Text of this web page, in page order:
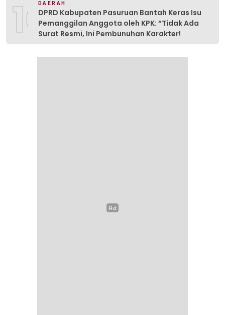
10DAERAH
DPRD Kabupaten Pasuruan Bantah Keras Isu
Pemanggilan Anggota oleh KPK: “Tidak Ada
Surat Resmi, Ini Pembunuhan Karakter!